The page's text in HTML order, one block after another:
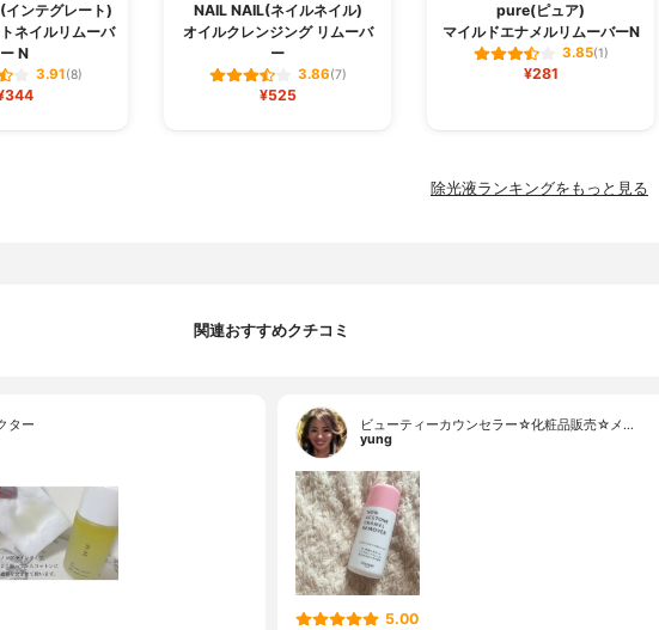
インテグレート)
ネイルリムーバ
ー N
3.91(8)
NAIL NAIL(ネイルネイル)
オイルクレンジング リムーバ
ー
3.86(7)
¥525
pure(ピュア)
マイルドエナメルリムーバーN
3.85(1)
¥281
除光液ランキングをもっと見る
関連おすすめクチコミ
ター
ビューティーカウンセラー☆化粧品販売☆メ…
yung
5.00